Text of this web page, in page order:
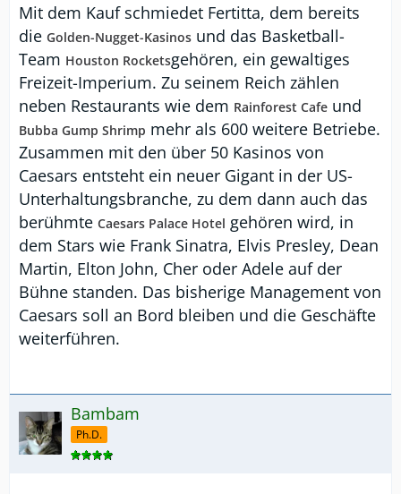
Mit dem Kauf schmiedet Fertitta, dem bereits
die Golden-Nugget-Kasinos und das Basketball-
Team Houston Rocketsgehören, ein gewaltiges
Freizeit-Imperium. Zu seinem Reich zählen
neben Restaurants wie dem Rainforest Cafe und
Bubba Gump Shrimp mehr als 600 weitere Betriebe.
Zusammen mit den über 50 Kasinos von
Caesars entsteht ein neuer Gigant in der US-
Unterhaltungsbranche, zu dem dann auch das
berühmte Caesars Palace Hotel gehören wird, in
dem Stars wie Frank Sinatra, Elvis Presley, Dean
Martin, Elton John, Cher oder Adele auf der
Bühne standen. Das bisherige Management von
Caesars soll an Bord bleiben und die Geschäfte
weiterführen.
Bambam
Ph.D.